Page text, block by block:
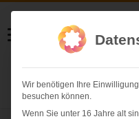
Wir benötigen Ihre
besuchen können.
Wenn Sie unter 16 Jahre alt